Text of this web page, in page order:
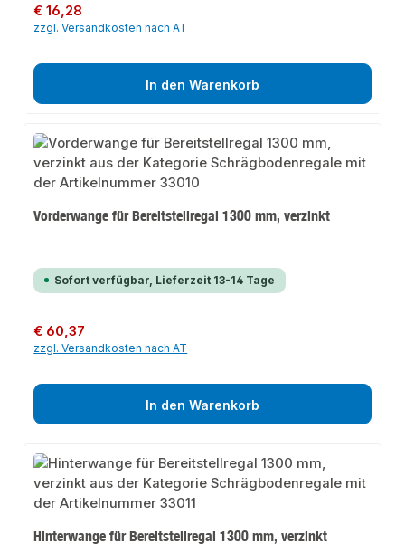
Regulärer Preis:
€ 16,28
zzgl. Versandkosten nach AT
In den Warenkorb
Vorderwange für Bereitstellregal 1300 mm, verzinkt
Sofort verfügbar, Lieferzeit 13-14 Tage
Regulärer Preis:
€ 60,37
zzgl. Versandkosten nach AT
In den Warenkorb
Hinterwange für Bereitstellregal 1300 mm, verzinkt